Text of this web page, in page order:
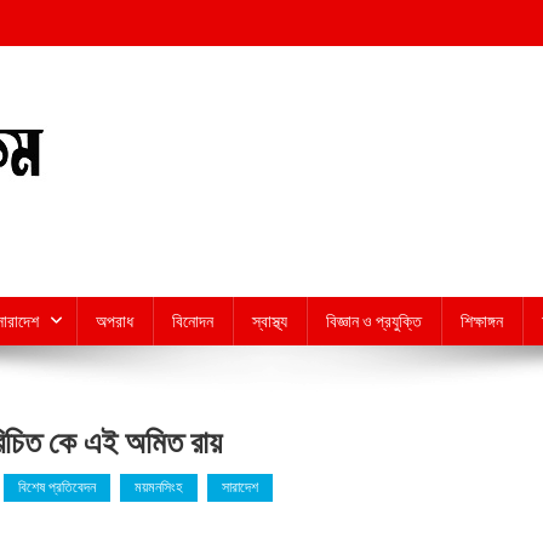
অপরাধ বিনোদন স্বাস্থ্য বিজ্ঞান ও প্রযুক্তি শিক্ষাঙ্গন
কে এই অমিত রায়
বিশেষ প্রতিবেদন ময়মনসিংহ সারাদেশ